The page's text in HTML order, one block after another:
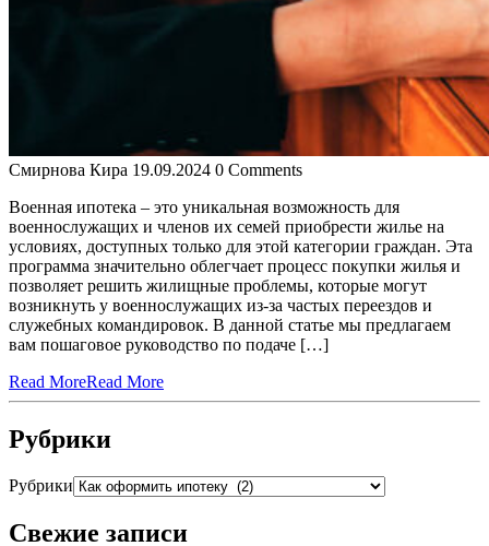
Смирнова Кира 19.09.2024 0 Comments
Военная ипотека – это уникальная возможность для
военнослужащих и членов их семей приобрести жилье на
условиях, доступных только для этой категории граждан. Эта
программа значительно облегчает процесс покупки жилья и
позволяет решить жилищные проблемы, которые могут
возникнуть у военнослужащих из-за частых переездов и
служебных командировок. В данной статье мы предлагаем
вам пошаговое руководство по подаче […]
Read MoreRead More
Рубрики
Рубрики
Свежие записи